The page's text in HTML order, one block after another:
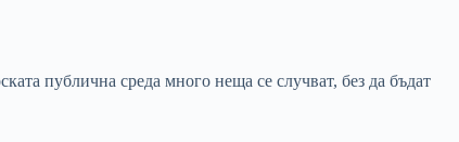
публична среда много неща се случват, без да бъдат